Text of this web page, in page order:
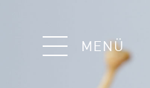
MENÜ